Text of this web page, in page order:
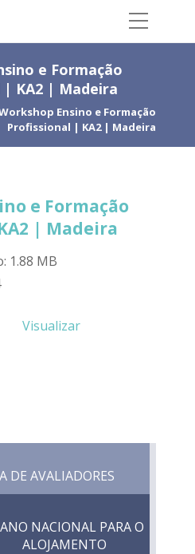
e Formação
| KA2 | Madeira
Ensino e Formação
Profissional | KA2 | Madeira
e Formação
| Madeira
1.88 MB
Visualizar
DE AVALIADORES
NACIONAL PARA O
ALOJAMENTO